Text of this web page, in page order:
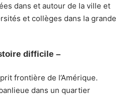
dans et autour de la ville et
et collèges dans la grande
difficile –
frontière de l’Amérique.
dans un quartier